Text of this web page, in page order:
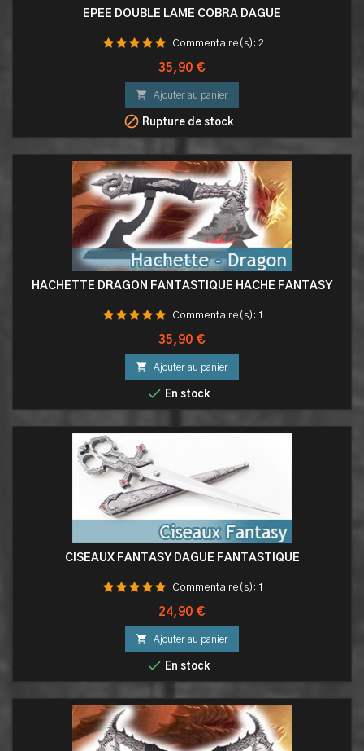
EPEE DOUBLE LAME COBRA DAGUE
Commentaire(s): 2
Prix
35,90 €
 Ajouter au panier
 Rupture de stock
HACHETTE DRAGON FANTASTIQUE HACHE FANTASY
Commentaire(s): 1
Prix
35,90 €
 Ajouter au panier
 En stock
CISEAUX FANTASY DAGUE FANTASTIQUE
Commentaire(s): 1
Prix
24,90 €
 Ajouter au panier
 En stock